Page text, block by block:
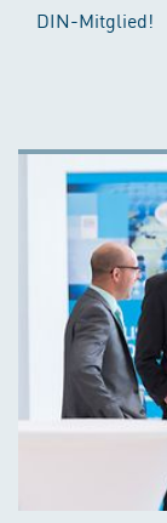
DIN-Mitglied!